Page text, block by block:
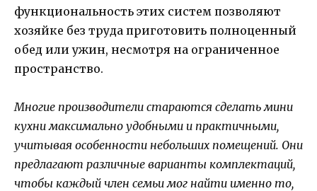
функциональность этих систем позволяют
хозяйке без труда приготовить полноценный
обед или ужин, несмотря на ограниченное
пространство.
Многие производители стараются сделать мини
кухни максимально удобными и практичными,
учитывая особенности небольших помещений. Они
предлагают различные варианты комплектаций,
чтобы каждый член семьи мог найти именно то,